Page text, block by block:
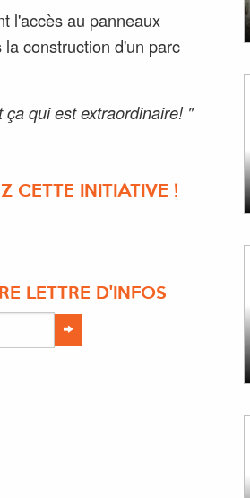
l'accès au panneaux
construction d'un parc
qui est extraordinaire! "
CETTE INITIATIVE !
LETTRE D'INFOS